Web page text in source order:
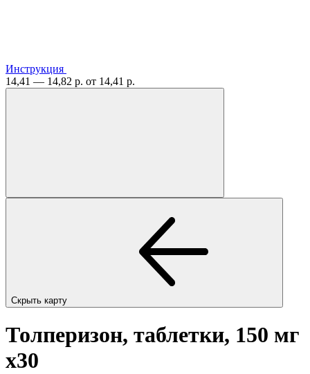
Инструкция
14,41 — 14,82 р. от 14,41 р.
Скрыть карту
Толперизон, таблетки, 150 мг
x30